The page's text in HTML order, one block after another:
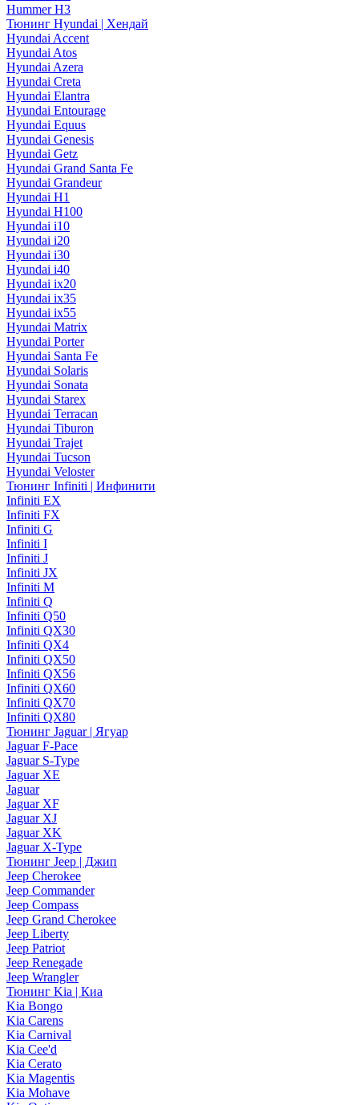
Hummer H3
Тюнинг Hyundai | Хендай
Hyundai Accent
Hyundai Atos
Hyundai Azera
Hyundai Creta
Hyundai Elantra
Hyundai Entourage
Hyundai Equus
Hyundai Genesis
Hyundai Getz
Hyundai Grand Santa Fe
Hyundai Grandeur
Hyundai H1
Hyundai H100
Hyundai i10
Hyundai i20
Hyundai i30
Hyundai i40
Hyundai ix20
Hyundai ix35
Hyundai ix55
Hyundai Matrix
Hyundai Porter
Hyundai Santa Fe
Hyundai Solaris
Hyundai Sonata
Hyundai Starex
Hyundai Terracan
Hyundai Tiburon
Hyundai Trajet
Hyundai Tucson
Hyundai Veloster
Тюнинг Infiniti | Инфинити
Infiniti EX
Infiniti FX
Infiniti G
Infiniti I
Infiniti J
Infiniti JX
Infiniti M
Infiniti Q
Infiniti Q50
Infiniti QX30
Infiniti QX4
Infiniti QX50
Infiniti QX56
Infiniti QX60
Infiniti QX70
Infiniti QX80
Тюнинг Jaguar | Ягуар
Jaguar F-Pace
Jaguar S-Type
Jaguar XE
Jaguar
Jaguar XF
Jaguar XJ
Jaguar XK
Jaguar X-Type
Тюнинг Jeep | Джип
Jeep Cherokee
Jeep Commander
Jeep Compass
Jeep Grand Cherokee
Jeep Liberty
Jeep Patriot
Jeep Renegade
Jeep Wrangler
Тюнинг Kia | Киа
Kia Bongo
Kia Carens
Kia Carnival
Kia Cee'd
Kia Cerato
Kia Magentis
Kia Mohave